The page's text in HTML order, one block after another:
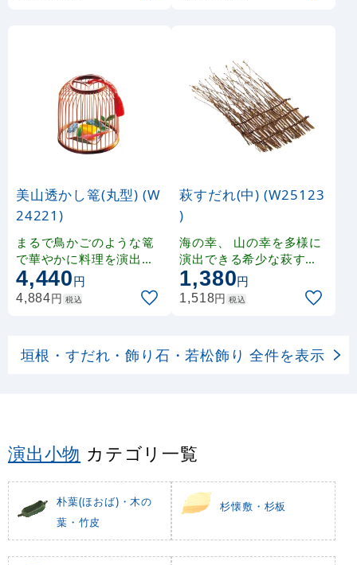
美山透かし篭(丸型) (W
24221)
まるで鳥かごのような篭
で華やかに料理を演出し
ます。
4,440円
4,884円 税込
萩すだれ(中) (W25123
)
海の幸、 山の幸を多様に
演出できる希少な萩すだ
れです。
1,380円
1,518円 税込
垣根・すだれ・飾り石・若松飾り 全件を表示
演出小物 カテゴリ一覧
朴葉(ほおば)・木の
葉・竹皮
杉懐敷・杉板